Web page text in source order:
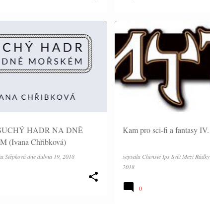
HADR NA DNĚ
(Ivana Chřibková)
Štěpková dnedubna 19, 2018
Kam pro sci-fi a fantasy IV.
sepsala Chensie Ips Svět Mezi Řádky
2018
ČLÁNKY
0